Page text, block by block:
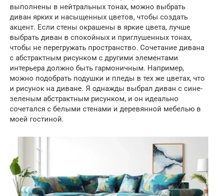
выполнены в нейтральных тонах, можно выбрать
диван ярких и насыщенных цветов, чтобы создать
акцент. Если стены окрашены в яркие цвета, лучше
выбрать диван в спокойных и приглушенных тонах,
чтобы не перегружать пространство. Сочетание дивана
с абстрактным рисунком с другими элементами
интерьера должно быть гармоничным. Например,
можно подобрать подушки и пледы в тех же цветах, что
и рисунок на диване. Я однажды выбрал диван с сине-
зеленым абстрактным рисунком, и он идеально
сочетался с белыми стенами и деревянной мебелью в
моей гостиной.